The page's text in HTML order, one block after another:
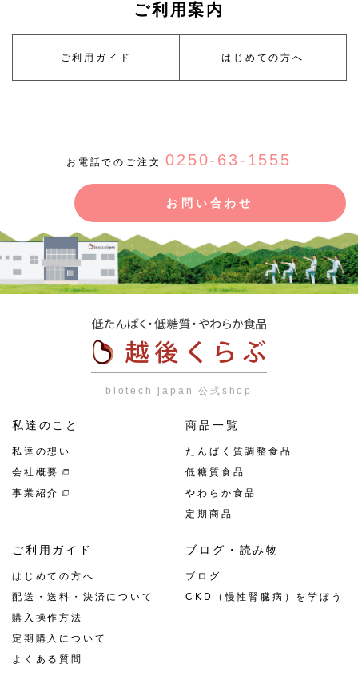
ご利用案内
ご利用ガイド はじめての方へ
お電話でのご注文0250-63-1555
お問い合わせ
biotech japan 公式shop
私達のこと
私達の想い
会社概要
事業紹介
商品一覧
たんぱく質調整食品
低糖質食品
やわらか食品
定期商品
ご利用ガイド
はじめての方へ
配送・送料・決済について
購入操作方法
定期購入について
よくある質問
ブログ・読み物
ブログ
CKD（慢性腎臓病）を学ぼう